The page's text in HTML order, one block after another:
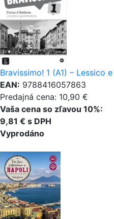
Bravissimo! 1 (A1) – Lessico
EAN: 9788416057863
Predajná cena: 10,90 €
Vaša cena so zľavou 10%:
9,81 € s DPH
Vyprodáno